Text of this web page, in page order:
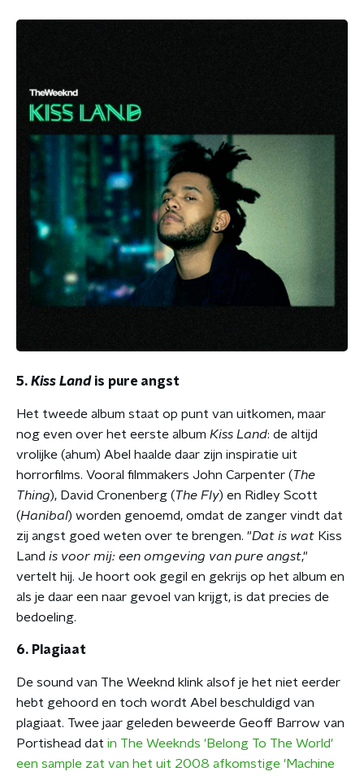
5. Kiss Landis pure angst
Het tweede album staat op punt van uitkomen, maar
nog even over het eerste album Kiss Land: de altijd
vrolijke (ahum) Abel haalde daar zijn inspiratie uit
horrorfilms. Vooral filmmakers John Carpenter (The
Thing), David Cronenberg (The Fly) en Ridley Scott
(Hanibal) worden genoemd, omdat de zanger vindt dat
zij angst goed weten over te brengen. "Dat is wat Kiss
Land is voor mij: een omgeving van pure angst,"
vertelt hij. Je hoort ook gegil en gekrijs op het album en
als je daar een naar gevoel van krijgt, is dat precies de
bedoeling.
6. Plagiaat
De sound van The Weeknd klink alsof je het niet eerder
hebt gehoord en toch wordt Abel beschuldigd van
plagiaat. Twee jaar geleden beweerde Geoff Barrow van
Portishead dat in The Weeknds 'Belong To The World'
een sample zat van het uit 2008 afkomstige 'Machine